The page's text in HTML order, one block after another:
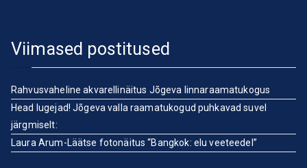
Viimased postitused
Rahvusvaheline akvarellinäitus Jõgeva linnaraamatukogus
Head lugejad! Jõgeva valla raamatukogud puhkavad suvel
järgmiselt:
Laura Arum-Läätse fotonäitus “Bangkok: elu veeteedel”